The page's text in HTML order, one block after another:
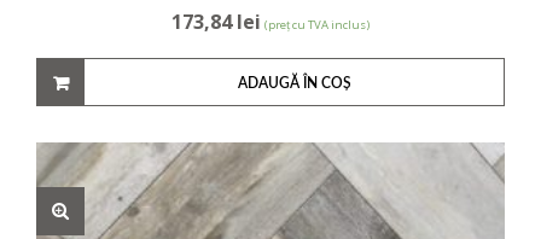
173,84lei (preț cu TVA inclus)
ADAUGĂ ÎN COȘ